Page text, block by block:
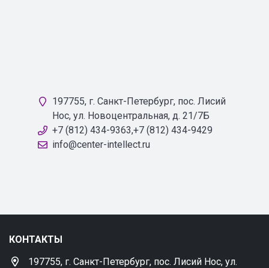
197755, г. Санкт-Петербург, пос. Лисий
Нос, ул. Новоцентральная, д. 21/7Б
+7 (812) 434-9363,+7 (812) 434-9429
info@center-intellect.ru
КОНТАКТЫ
197755, г. Санкт-Петербург, пос. Лисий Нос, ул.